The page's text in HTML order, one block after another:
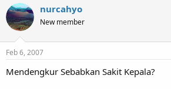
r
e
a
s
t
a
a
t
e
nurcahyo
New member
Feb 6, 2007
Mendengkur Sebabkan Sakit Kepala?